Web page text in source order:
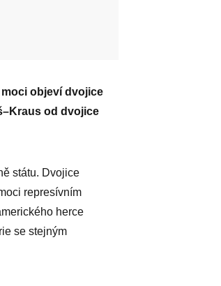
objeví dvojice
od dvojice
státu. Dvojice
represívním
herce
se stejným